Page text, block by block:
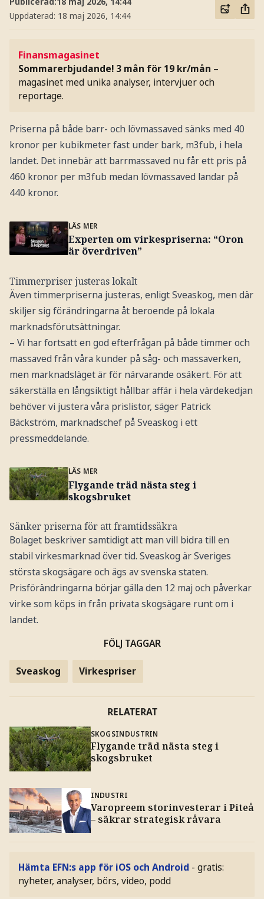
Uppdaterad: 18 maj 2026, 14:44
Finansmagasinet
Sommarerbjudande! 3 mån för 19 kr/mån –
magasinet med unika analyser, intervjuer och
reportage.
Priserna på både barr- och lövmassaved sänks med 40
kronor per kubikmeter fast under bark, m3fub, i hela
landet. Det innebär att barrmassaved nu får ett pris på
460 kronor per m3fub medan lövmassaved landar på
440 kronor.
LÄS MER
Experten om virkespriserna: “Oron
är överdriven”
Timmerpriser justeras lokalt
Även timmerpriserna justeras, enligt Sveaskog, men där
skiljer sig förändringarna åt beroende på lokala
marknadsförutsättningar.
– Vi har fortsatt en god efterfrågan på både timmer och
massaved från våra kunder på såg- och massaverken,
men marknadsläget är för närvarande osäkert. För att
säkerställa en långsiktigt hållbar affär i hela värdekedjan
behöver vi justera våra prislistor, säger Patrick
Bäckström, marknadschef på Sveaskog i ett
pressmeddelande.
LÄS MER
Flygande träd nästa steg i
skogsbruket
Sänker priserna för att framtidssäkra
Bolaget beskriver samtidigt att man vill bidra till en
stabil virkesmarknad över tid. Sveaskog är Sveriges
största skogsägare och ägs av svenska staten.
Prisförändringarna börjar gälla den 12 maj och påverkar
virke som köps in från privata skogsägare runt om i
landet.
FÖLJ TAGGAR
Sveaskog Virkespriser
RELATERAT
SKOGSINDUSTRIN
Flygande träd nästa steg i
skogsbruket
INDUSTRI
Varopreem storinvesterar i Piteå
– säkrar strategisk råvara
Hämta EFN:s app för iOS och Android - gratis:
nyheter, analyser, börs, video, podd